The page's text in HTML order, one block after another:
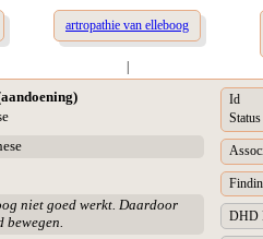
artropathie van elleboog
niet goed werkt. Daardoor
bewegen.
Id
Status
DHD